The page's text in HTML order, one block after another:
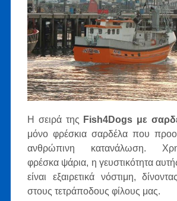
Η σειρά της Fish4Dogs με
μόνο φρέσκια σαρδέλα που
ανθρώπινη κατανάλωση.
φρέσκα ψάρια, η γευστικότητα
είναι εξαιρετικά νόστιμη,
στους τετράποδους φίλους μας.